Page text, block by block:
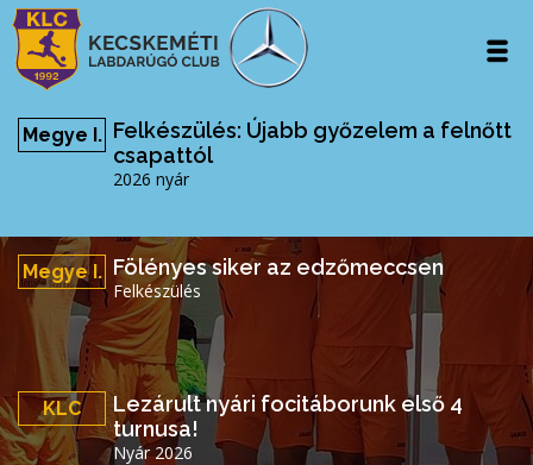
Megye I. Felkészülés: Újabb győzelem a felnőtt
csapattól
2026 nyár
Megye I. Fölényes siker az edzőmeccsen
Felkészülés
KLC
Lezárult nyári focitáborunk első 4
turnusa!
Nyár 2026